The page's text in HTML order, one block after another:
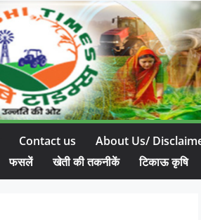
Contact us
About Us/
फसलें खेती की तकनीकें टिकाऊ कृषि